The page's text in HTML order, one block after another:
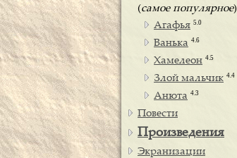
(самое популярное)
Агафья 5.0
Ванька 4.6
Хамелеон 4.5
Злой мальчик 4.4
Анюта 4.3
Повести
Произведения
Экранизации